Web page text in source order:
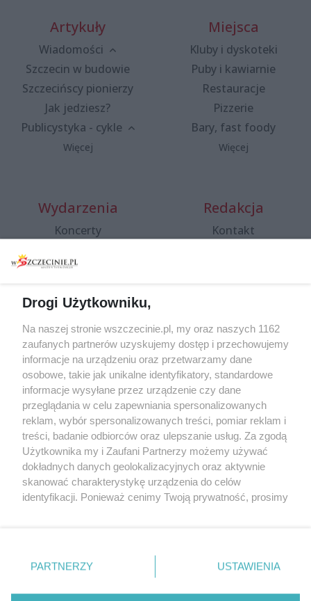
Artykuły
Wiadomości
Szczecin w budowie
Szczecińscy pionierzy
Jak jedziesz?
Publicystyka - cykle
Więcej
Miejsca
Kluby i dyskoteki
Puby i kawiarnie
Restauracje
Pizzerie
Bary, fast foody
Więcej
Wydarzenia
Koncerty
Spacery i oprowadzania
targi
Wernisaże
Więcej
Redakcja
Kontakt
Specjalny koncert z okazji
20. urodzin portalu
wSzczecinie.pl
Regulamin konkursów
śniadaniówka "Hej
Szczecin! Jest piątek!"
Partnerzy
Praca Szczecin
© 2026 wSzczecinie.pl
Drogi Użytkowniku,
Na naszej stronie wszczecinie.pl, my oraz naszych 1162
zaufanych partnerów uzyskujemy dostęp i przechowujemy
informacje na urządzeniu oraz przetwarzamy dane
osobowe, takie jak unikalne identyfikatory, standardowe
informacje wysyłane przez urządzenie czy dane
przeglądania w celu zapewniania spersonalizowanych
reklam, wybór spersonalizowanych treści, pomiar reklam i
treści, badanie odbiorców oraz ulepszanie usług. Za zgodą
Użytkownika my i Zaufani Partnerzy możemy używać
dokładnych danych geolokalizacyjnych oraz aktywnie
skanować charakterystykę urządzenia do celów
identyfikacji. Ponieważ cenimy Twoją prywatność, prosimy
prywatności znajdujący się w lewym dolnym rogu strony
. Niektóre rodzaje przetwarzania danych nie wymagają
PARTNERZY USTAWIENIA